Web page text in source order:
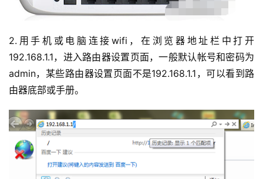
2.用手机或电脑连接wifi，在浏览器地址栏中打开
192.168.1.1，进入路由器设置页面，一般默认帐号和密码为
admin，某些路由器设置页面不是192.168.1.1，可以看到路
由器底部或手册。